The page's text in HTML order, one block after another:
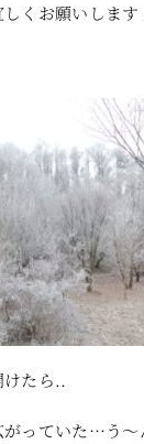
くお願いします
たら..
っていた…う～